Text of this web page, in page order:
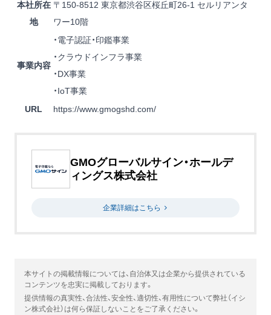
本社所在
地
〒150-8512 東京都渋谷区桜丘町26-1 セルリアンタ
ワー10階
事業内容
・電子認証・印鑑事業
・クラウドインフラ事業
・DX事業
・IoT事業
URL
https://www.gmogshd.com/
GMOグローバルサイン・ホールデ
ィングス株式会社
企業詳細はこちら
本サイトの掲載情報については、自治体又は企業から提供されている
コンテンツを忠実に掲載しております。
提供情報の真実性、合法性、安全性、適切性、有用性について弊社（イシ
ン株式会社）は何ら保証しないことをご了承ください。